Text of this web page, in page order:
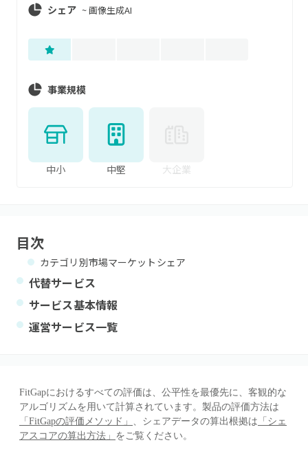
シェア ~画像生成AI
事業規模
中小 中堅 大企業
目次
カテゴリ別市場マーケットシェア
代替サービス
サービス基本情報
運営サービス一覧
FitGapにおけるすべての評価は、公平性を最優先に、客観的な
アルゴリズムを用いて計算されています。製品の評価方法は
「FitGapの評価メソッド」 、シェアデータの算出根拠は 「シェ
アスコアの算出方法」 をご覧ください。